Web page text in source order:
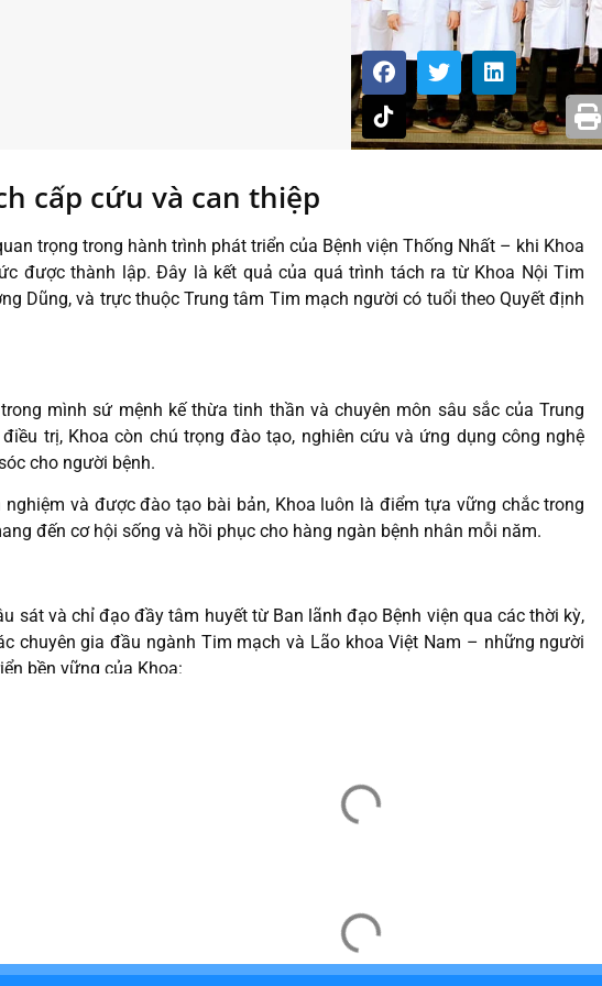
cấp cứu và can thiệp
trọng trong hành trình phát triển của Bệnh viện Thống Nhất – khi Khoa
được thành lập. Đây là kết quả của quá trình tách ra từ Khoa Nội Tim
Dũng, và trực thuộc Trung tâm Tim mạch người có tuổi theo Quyết định
mình sứ mệnh kế thừa tinh thần và chuyên môn sâu sắc của Trung
trị, Khoa còn chú trọng đào tạo, nghiên cứu và ứng dụng công nghệ
cho người bệnh.
và được đào tạo bài bản, Khoa luôn là điểm tựa vững chắc trong
đến cơ hội sống và hồi phục cho hàng ngàn bệnh nhân mỗi năm.
sát và chỉ đạo đầy tâm huyết từ Ban lãnh đạo Bệnh viện qua các thời kỳ,
chuyên gia đầu ngành Tim mạch và Lão khoa Việt Nam – những người
bền vững của Khoa:
Phan
Cấp cứu và Can thiệp đã trở thành một trong những trung tâm hàng
sâu. Không ngừng đổi mới, cập nhật kỹ thuật hiện đại, Khoa đang từng